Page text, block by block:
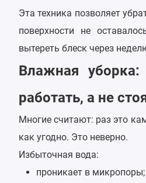
Эта техника позволяет
поверхности не
вытереть блеск через
Влажная
работать, а не
Многие считают: раз это
как угодно. Это неверно.
Избыточная вода:
проникает в микропоры;